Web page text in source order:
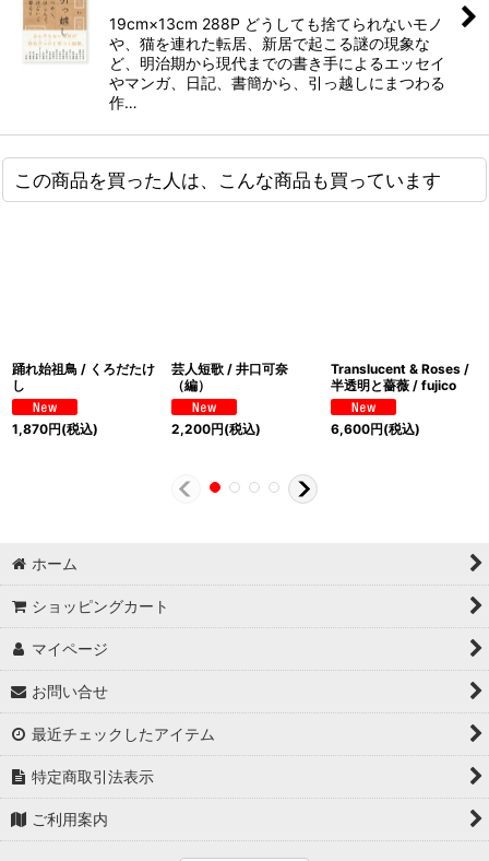
19cm×13cm 288P どうしても捨てられないモノ
や、猫を連れた転居、新居で起こる謎の現象な
ど、明治期から現代までの書き手によるエッセイ
やマンガ、日記、書簡から、引っ越しにまつわる
作…
この商品を買った人は、こんな商品も買っています
踊れ始祖鳥 / くろだたけ
し
1,870円(税込)
芸人短歌 / 井口可奈
（編）
2,200円(税込)
Translucent & Roses /
半透明と薔薇 / fujico
6,600円(税込)
ホーム
ショッピングカート
マイページ
お問い合せ
最近チェックしたアイテム
特定商取引法表示
ご利用案内